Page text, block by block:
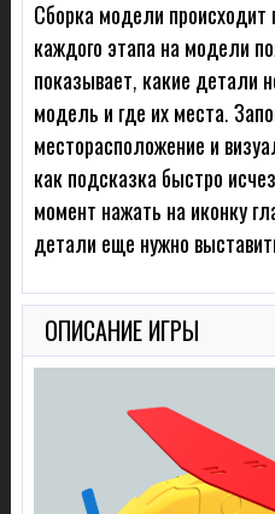
Сборка модели происходит
каждого этапа на модели
показывает, какие детали
модель и где их места.
месторасположение и
как подсказка быстро
момент нажать на иконку
детали еще нужно
ОПИСАНИЕ ИГРЫ